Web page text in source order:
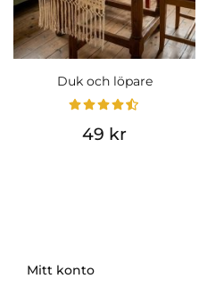
Duk och löpare
49 kr
Mitt konto